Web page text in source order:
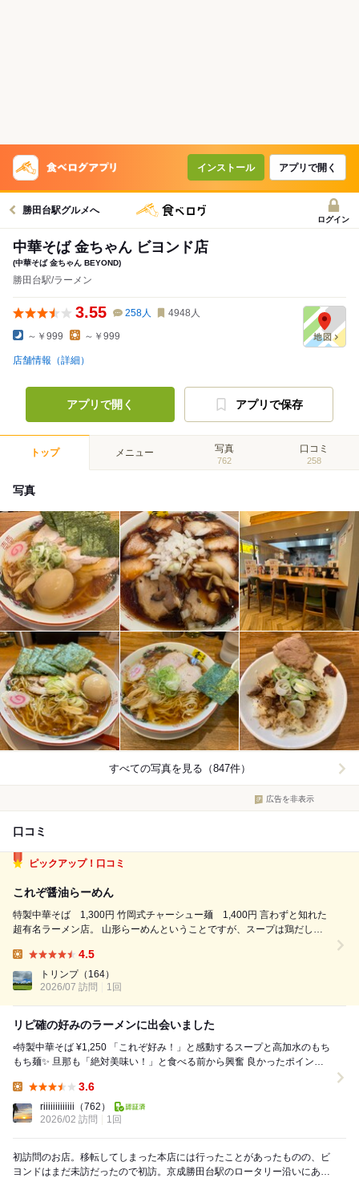
インストール アプリで開く
勝田台駅グルメへ
ログイン
中華そば 金ちゃん ビヨンド店
(中華そば 金ちゃん BEYOND)
勝田台駅/ラーメン
3.55 258人 4948 人
～￥999 ～￥999
店舗情報（詳細）
アプリで開く アプリで保存
トップ メニュー 写真
762
口コミ
258
写真
すべての写真を見る（847件）
広告を非表示
口コミ
ピックアップ！口コミ
これぞ醤油らーめん
特製中華そば 1,300円 竹岡式チャーシュー麺 1,400円 言わずと知れた
超有名ラーメン店。 山形らーめんということですが、スープは鶏だしの
るスープなら毎日食べられるし、老若男女が好きな味だと思います。 麺
は中太です...
4.5
トリンプ （164）
2026/07 訪問
1回
リピ確の好みのラーメンに出会いました
▫️特製中華そば ¥1,250 「これぞ好み！」と感動するスープと高加水のもち
もち麺✨ 旦那も「絶対美味い！」と食べる前から興奮 良かったポイント
3.6
riiiiiiiiiiiii （762）
2026/02 訪問
1回
初訪問のお店。移転してしまった本店には行ったことがあったものの、ビ
ヨンドはまだ未訪だったので初訪。京成勝田台駅のロータリー沿いにある